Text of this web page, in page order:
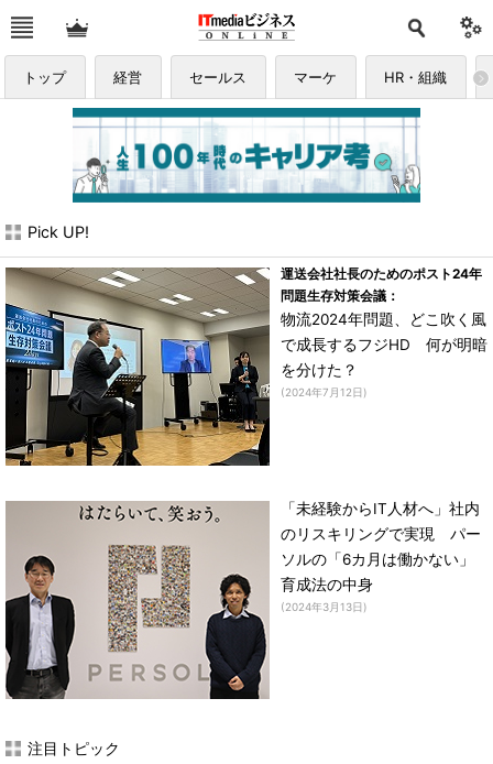
トップ 経営 セールス マーケ HR・組織
Pick UP!
運送会社社長のためのポスト24年
問題生存対策会議：
物流2024年問題、どこ吹く風
で成長するフジHD 何が明暗
を分けた？
(2024年7月12日)
「未経験からIT人材へ」社内
のリスキリングで実現 パー
ソルの「6カ月は働かない」
育成法の中身
(2024年3月13日)
注目トピック